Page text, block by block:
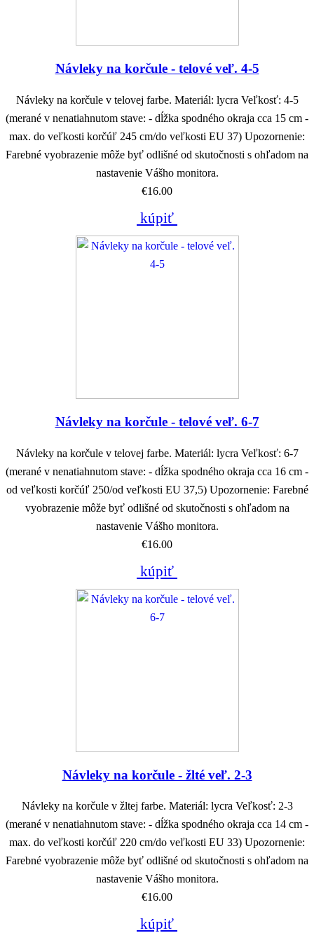
Návleky na korčule - telové veľ. 4-5
Návleky na korčule v telovej farbe. Materiál: lycra Veľkosť: 4-5
(merané v nenatiahnutom stave: - dĺžka spodného okraja cca 15 cm -
max. do veľkosti korčúľ 245 cm/do veľkosti EU 37) Upozornenie:
Farebné vyobrazenie môže byť odlišné od skutočnosti s ohľadom na
nastavenie Vášho monitora.
€16.00
kúpiť
Návleky na korčule - telové veľ. 6-7
Návleky na korčule v telovej farbe. Materiál: lycra Veľkosť: 6-7
(merané v nenatiahnutom stave: - dĺžka spodného okraja cca 16 cm -
od veľkosti korčúľ 250/od veľkosti EU 37,5) Upozornenie: Farebné
vyobrazenie môže byť odlišné od skutočnosti s ohľadom na
nastavenie Vášho monitora.
€16.00
kúpiť
Návleky na korčule - žlté veľ. 2-3
Návleky na korčule v žltej farbe. Materiál: lycra Veľkosť: 2-3
(merané v nenatiahnutom stave: - dĺžka spodného okraja cca 14 cm -
max. do veľkosti korčúľ 220 cm/do veľkosti EU 33) Upozornenie:
Farebné vyobrazenie môže byť odlišné od skutočnosti s ohľadom na
nastavenie Vášho monitora.
€16.00
kúpiť